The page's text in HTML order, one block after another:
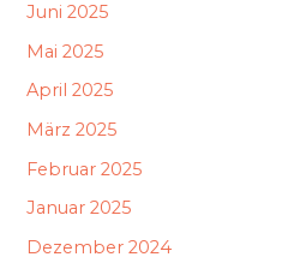
Juni 2025
Mai 2025
April 2025
März 2025
Februar 2025
Januar 2025
Dezember 2024